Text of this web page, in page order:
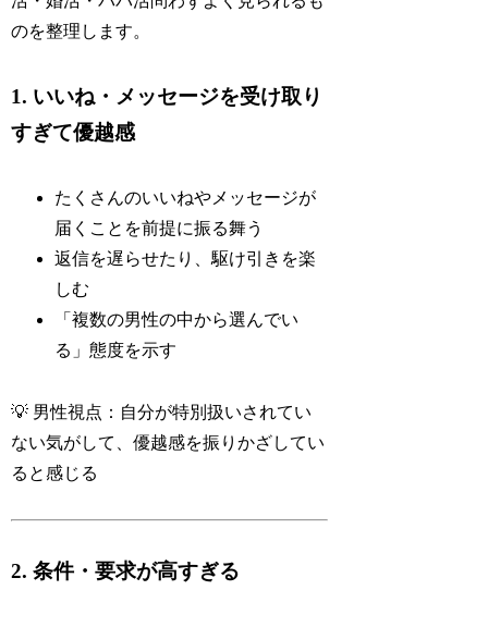
のを整理します。
1. いいね・メッセージを受け取り
すぎて優越感
たくさんのいいねやメッセージが
届くことを前提に振る舞う
返信を遅らせたり、駆け引きを楽
しむ
「複数の男性の中から選んでい
る」態度を示す
💡 男性視点：自分が特別扱いされてい
ない気がして、優越感を振りかざしてい
ると感じる
2. 条件・要求が高すぎる